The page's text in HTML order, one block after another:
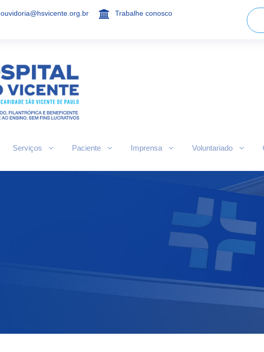
ouvidoria@hsvicente.org.br Trabalhe conosco
Serviços Paciente Imprensa Voluntariado